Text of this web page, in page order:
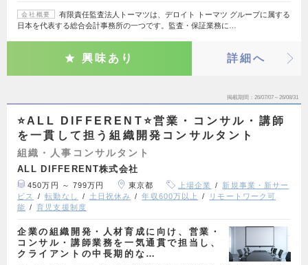
会社概要
有限責任監査法人トーマツは、デロイト トーマツ グループに属する
日本を代表する総合会計事務所の一つです。監査・保証業務に…
興味あり 詳細へ
掲載期間 26/07/07～26/08/31
⭐ALL DIFFERENT⭐営業・コンサル・講師
を一貫して担う組織開発コンサルタント
組織・人事コンサルタント
ALL DIFFERENT株式会社
450万円 ～ 799万円 東京都 上場企業
新規事業・新サー
ビス
転勤なし 土日祝休み 年収600万以上
リモートワーク可
能
育児支援制度
企業の組織開発・人材育成に向け、営業・
コンサル・講師業務を一気通貫で担当し、
クライアントの中長期的な…